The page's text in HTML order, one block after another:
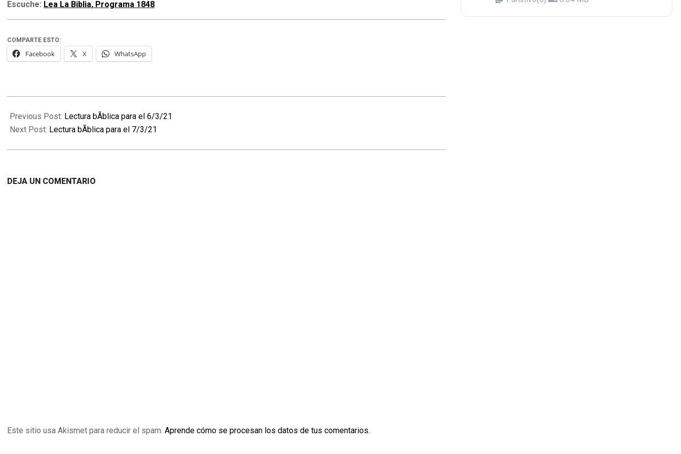
Escuche: Lea La Biblia, Programa 1848
COMPARTE ESTO:
Facebook X WhatsApp
03-
07
Previous Post: Lectura bÃ­blica para el 6/3/21
Next Post: Lectura bÃ­blica para el 7/3/21
DEJA UN COMENTARIO
Este sitio usa Akismet para reducir el spam. Aprende cómo se procesan los datos de tus comentarios.